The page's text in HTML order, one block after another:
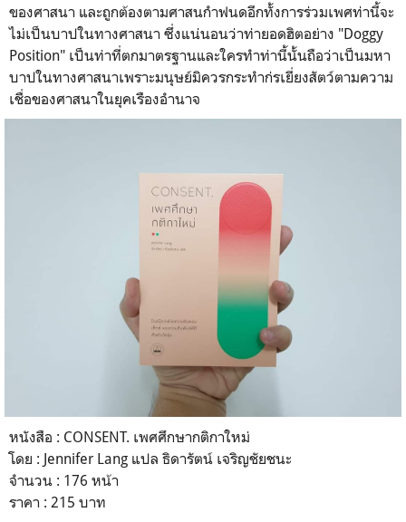
ของศาสนา และถูกต้องตามศาสนกำฟนดอีกทั้งการร่วมเพศท่านี้จะ
ไม่เป็นบาปในทางศาสนา ซึ่งแน่นอนว่าท่ายอดฮิตอย่าง "Doggy
Position" เป็นท่าที่ตกมาตรฐานและใครทำท่านี้นั้นถือว่าเป็นมหา
บาปในทางศาสนาเพราะมนุษย์มิควรกระทำก่รเยี่ยงสัตว์ตามความ
เชื่อของศาสนาในยุคเรืองอำนาจ
หนังสือ : CONSENT. เพศศึกษากติกาใหม่
โดย : Jennifer Lang แปล ธิดารัตน์ เจริญชัยชนะ
จำนวน : 176 หน้า
ราคา : 215 บาท